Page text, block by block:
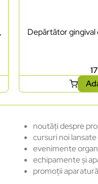
Depărtător gingival
noutăți despre
cursuri noi
evenimente
echipamente și
promoții